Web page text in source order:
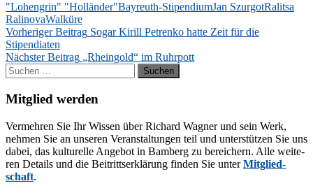
"Lohengrin" "Holländer"Bayreuth-StipendiumJan SzurgotRalitsa
RalinovaWalküre
Beitragsnavigation
Vorheriger Beitrag Sogar Kirill Petrenko hatte Zeit für die
Stipendiaten
Nächster Beitrag „Rheingold“ im Ruhrpott
Suchen
nach:
Mitglied werden
Ver­meh­ren Sie Ihr Wis­sen über Ri­chard Wag­ner und sein Werk,
neh­men Sie an un­se­ren Ver­an­stal­tun­gen teil und un­ter­stüt­zen Sie uns
da­bei, das kul­tu­rel­le An­ge­bot in Bam­berg zu be­rei­chern. Alle wei­te­
ren De­tails und die Bei­tritts­er­klä­rung fin­den Sie un­terMit­glied­
schaft.